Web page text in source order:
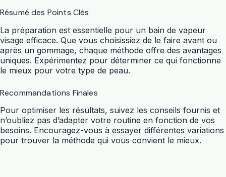
Résumé des Points Clés
La préparation est essentielle pour un bain de vapeur
visage efficace. Que vous choisissiez de le faire avant ou
après un gommage, chaque méthode offre des avantages
uniques. Expérimentez pour déterminer ce qui fonctionne
le mieux pour votre type de peau.
Recommandations Finales
Pour optimiser les résultats, suivez les conseils fournis et
n’oubliez pas d’adapter votre routine en fonction de vos
besoins. Encouragez-vous à essayer différentes variations
pour trouver la méthode qui vous convient le mieux.